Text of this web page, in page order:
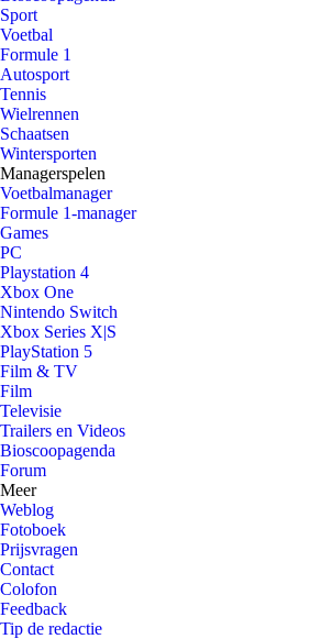
Sport
Voetbal
Formule 1
Autosport
Tennis
Wielrennen
Schaatsen
Wintersporten
Managerspelen
Voetbalmanager
Formule 1-manager
Games
PC
Playstation 4
Xbox One
Nintendo Switch
Xbox Series X|S
PlayStation 5
Film & TV
Film
Televisie
Trailers en Videos
Bioscoopagenda
Forum
Meer
Weblog
Fotoboek
Prijsvragen
Contact
Colofon
Feedback
Tip de redactie